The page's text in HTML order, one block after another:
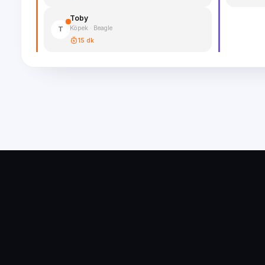
T
Toby
Köpek · Beagle
15 dk